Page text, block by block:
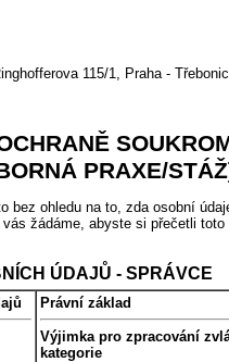
115/1, Praha -
PRAXE/
ohledu na to, zda osobní
žádáme, abyste si přečetli
ÚDAJŮ - SPRÁVCE
Právní základ
Výjimka pro zpracování
kategorie